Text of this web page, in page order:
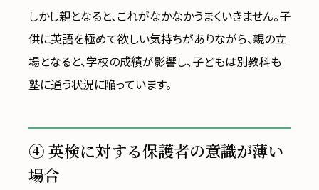
しかし親となると、これがなかなかうまくいきません。子
供に英語を極めて欲しい気持ちがありながら、親の立
場となると、学校の成績が影響し、子どもは別教科も
塾に通う状況に陥っています。
④ 英検に対する保護者の意識が薄い
場合